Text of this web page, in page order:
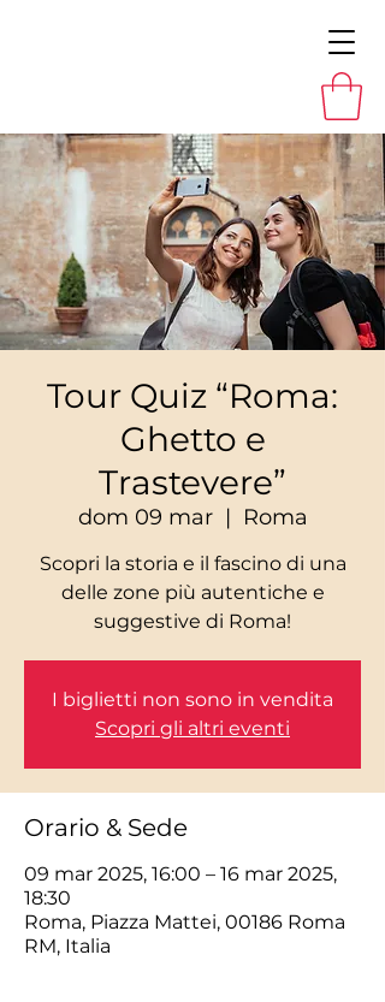
Tour Quiz “Roma:
Ghetto e
Trastevere”
dom 09 mar
  |
Roma
Scopri la storia e il fascino di una
delle zone più autentiche e
I biglietti non sono in vendita
Scopri gli altri eventi
Orario & Sede
09 mar 2025, 16:00 – 16 mar 2025,
18:30
Roma, Piazza Mattei, 00186 Roma
RM, Italia